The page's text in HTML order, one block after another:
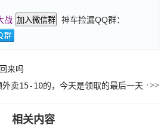
战 加入微信群
神车捡漏QQ群：
来吗
卖15-10的，今天是领取的最后一天
相关内容